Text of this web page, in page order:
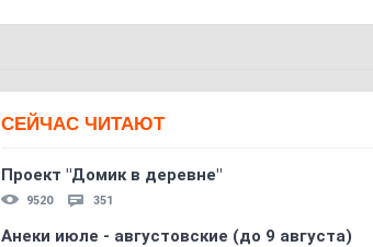
СЕЙЧАС ЧИТАЮТ
Проект "Домик в деревне"
9520 351
Анеки июле - августовские (до 9 августа)